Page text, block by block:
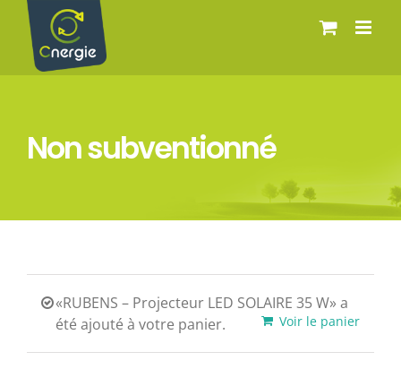
Passer
contenu
Non subventionné
«RUBENS – Projecteur LED SOLAIRE 35 W» a
été ajouté à votre panier.
Voir le panier